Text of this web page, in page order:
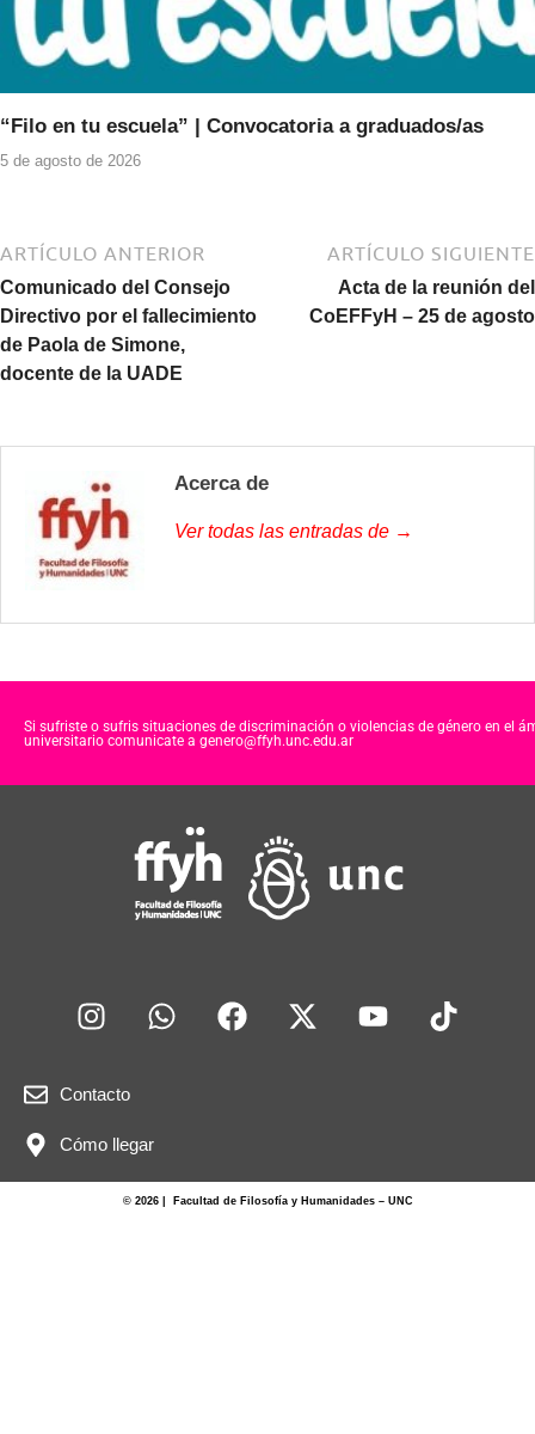
“Filo en tu escuela” | Convocatoria a graduados/as
5 de agosto de 2026
ARTÍCULO ANTERIOR
Comunicado del Consejo
Directivo por el fallecimiento
de Paola de Simone,
docente de la UADE
ARTÍCULO SIGUIENTE
Acta de la reunión del
CoEFFyH – 25 de agosto
Acerca de
Ver todas las entradas de →
Si sufriste o sufris situaciones de discriminación o violencias de género en el
universitario comunicate a genero@ffyh.unc.edu.ar
Contacto
Cómo llegar
© 2026 | Facultad de Filosofía y Humanidades – UNC